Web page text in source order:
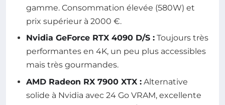
gamme. Consommation élevée (580W) et
prix supérieur à 2000 €.
Nvidia GeForce RTX 4090 D/S : Toujours très
performantes en 4K, un peu plus accessibles
mais très gourmandes.
AMD Radeon RX 7900 XTX : Alternative
solide à Nvidia avec 24 Go VRAM, excellente